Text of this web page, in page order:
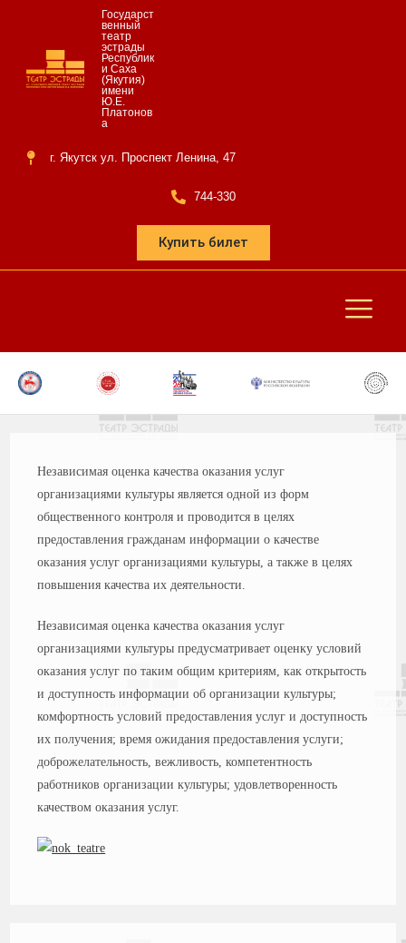
Государст
венный
театр
эстрады
Республик
и Саха
(Якутия)
имени
Ю.Е.
Платонов
а
г. Якутск ул. Проспект Ленина, 47
744-330
Купить билет
Независимая оценка качества оказания услуг
организациями культуры является одной из форм
общественного контроля и проводится в целях
предоставления гражданам информации о качестве
оказания услуг организациями культуры, а также в целях
повышения качества их деятельности.
Независимая оценка качества оказания услуг
организациями культуры предусматривает оценку условий
оказания услуг по таким общим критериям, как открытость
и доступность информации об организации культуры;
комфортность условий предоставления услуг и доступность
их получения; время ожидания предоставления услуги;
доброжелательность, вежливость, компетентность
работников организации культуры; удовлетворенность
качеством оказания услуг.